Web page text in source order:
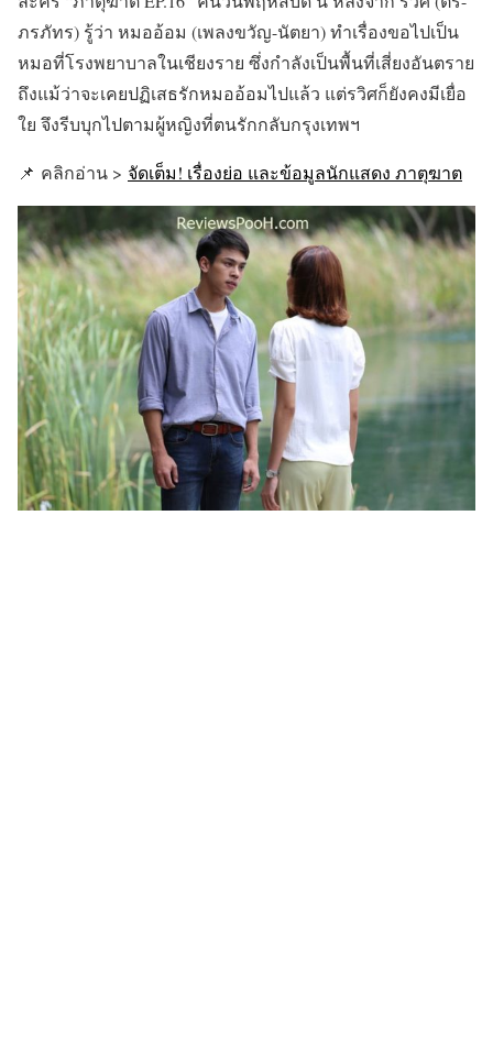
ภรภัทร) รู้ว่า หมออ้อม (เพลงขวัญ-นัตยา) ทำเรื่องขอไปเป็น
หมอที่โรงพยาบาลในเชียงราย ซึ่งกำลังเป็นพื้นที่เสี่ยงอันตราย
ถึงแม้ว่าจะเคยปฏิเสธรักหมออ้อมไปแล้ว แต่รวิศก็ยังคงมีเยื่อ
ใย จึงรีบบุกไปตามผู้หญิงที่ตนรักกลับกรุงเทพฯ
📌 คลิกอ่าน > จัดเต็ม! เรื่องย่อ และข้อมูลนักแสดง ภาตุฆาต